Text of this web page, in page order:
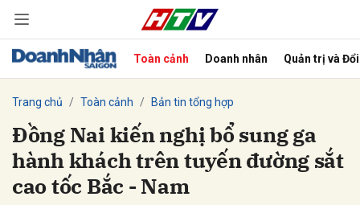
Toàn cảnh Doanh nhân Quản trị và
Trang chủ Toàn cảnh Bản tin tổng hợp
Đồng Nai kiến nghị bổ sung ga
hành khách trên tuyến đường sắt
cao tốc Bắc - Nam